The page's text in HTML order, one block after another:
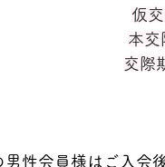
仮
本交
交際
男性会員様はご入会